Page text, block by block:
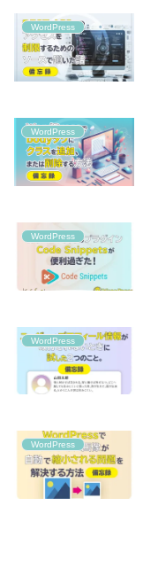
WordPress
WordPress
WordPress
WordPress
WordPress